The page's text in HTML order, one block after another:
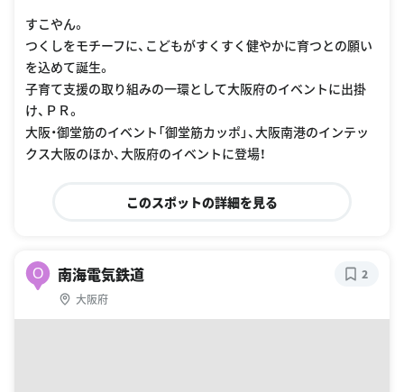
すこやん。
つくしをモチーフに、こどもがすくすく健やかに育つとの願い
を込めて誕生。
子育て支援の取り組みの一環として大阪府のイベントに出掛
け、ＰＲ。
大阪・御堂筋のイベント「御堂筋カッポ」、大阪南港のインテッ
クス大阪のほか、大阪府のイベントに登場！
このスポットの詳細を見る
O 南海電気鉄道
大阪府
2